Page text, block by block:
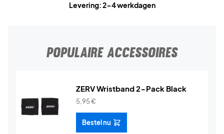
Levering: 2-4 werkdagen
POPULAIRE ACCESSOIRES
ZERV Wristband 2-Pack Black
5,95€
Bestel nu